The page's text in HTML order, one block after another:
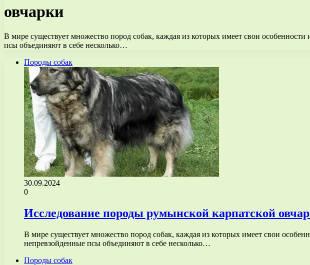
овчарки
В мире существует множество пород собак, каждая из которых имеет свои
псы объединяют в себе несколько…
Породы собак
30.09.2024
0
Исследование породы румынской карпатской
В мире существует множество пород собак, каждая из которых имеет свои
непревзойденные псы объединяют в себе несколько…
Породы собак